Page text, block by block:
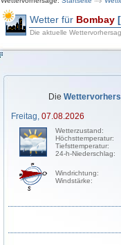
Wetter für Bombay
Die aktuelle
Die
Freitag, 07.08.2026
Wetterzustand:
Höchsttemperatur:
Tiefsttemperatur:
24-h-Niederschlag:
Windrichtung:
Windstärke: